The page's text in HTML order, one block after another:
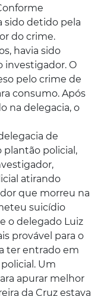
sido detido pela
do crime.
havia sido
investigador. O
pelo crime de
consumo. Após
na delegacia, o
de
plantão policial,
atirando
que morreu na
suicídio
o delegado Luiz
provável para o
ter entrado em
Um
apurar melhor
da Cruz estava